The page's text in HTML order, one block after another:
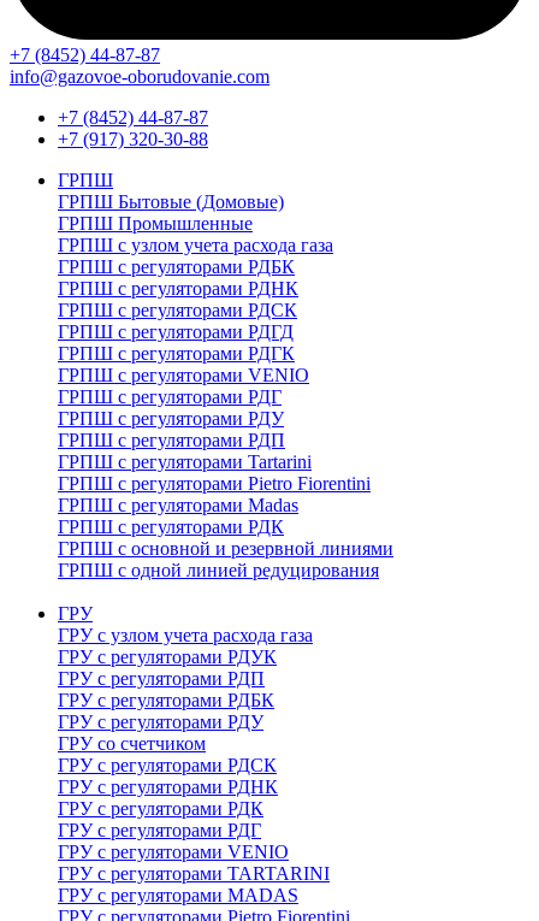
+7 (8452) 44-87-87
info@gazovoe-oborudovanie.com
+7 (8452) 44-87-87
+7 (917) 320-30-88
ГРПШ
ГРПШ Бытовые (Домовые)
ГРПШ Промышленные
ГРПШ с узлом учета расхода газа
ГРПШ с регуляторами РДБК
ГРПШ с регуляторами РДНК
ГРПШ с регуляторами РДСК
ГРПШ с регуляторами РДГД
ГРПШ с регуляторами РДГК
ГРПШ с регуляторами VENIO
ГРПШ с регуляторами РДГ
ГРПШ с регуляторами РДУ
ГРПШ с регуляторами РДП
ГРПШ с регуляторами Tartarini
ГРПШ с регуляторами Pietro Fiorentini
ГРПШ с регуляторами Madas
ГРПШ с регуляторами РДК
ГРПШ с основной и резервной линиями
ГРПШ с одной линией редуцирования
ГРУ
ГРУ с узлом учета расхода газа
ГРУ с регуляторами РДУК
ГРУ с регуляторами РДП
ГРУ с регуляторами РДБК
ГРУ с регуляторами РДУ
ГРУ со счетчиком
ГРУ с регуляторами РДСК
ГРУ с регуляторами РДНК
ГРУ с регуляторами РДК
ГРУ с регуляторами РДГ
ГРУ с регуляторами VENIO
ГРУ с регуляторами TARTARINI
ГРУ с регуляторами MADAS